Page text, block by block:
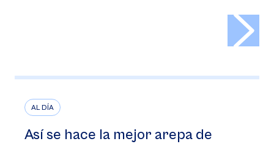
AL DÍA
Así se hace la mejor arepa de